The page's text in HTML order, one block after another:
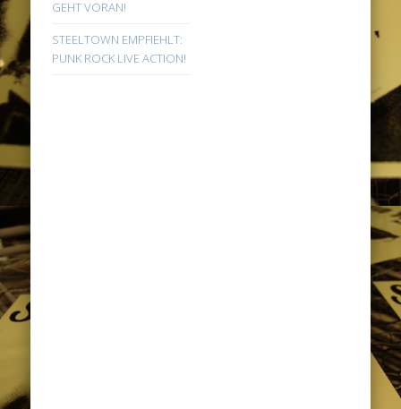
GEHT VORAN!
STEELTOWN EMPFIEHLT:
PUNK ROCK LIVE ACTION!